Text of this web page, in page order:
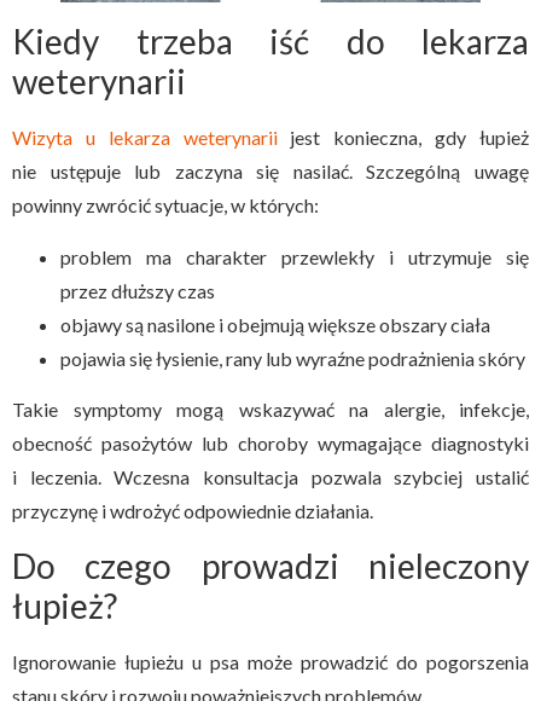
Kiedy trzeba iść do lekarza
weterynarii
Wizyta u lekarza weterynariijest konieczna, gdy łupież
nie ustępuje lub zaczyna się nasilać. Szczególną uwagę
powinny zwrócić sytuacje, w których:
problem ma charakter przewlekły i utrzymuje się
przez dłuższy czas
objawy są nasilone i obejmują większe obszary ciała
pojawia się łysienie, rany lub wyraźne podrażnienia skóry
Takie symptomy mogą wskazywać na alergie, infekcje,
obecność pasożytów lub choroby wymagające diagnostyki
i leczenia. Wczesna konsultacja pozwala szybciej ustalić
przyczynę i wdrożyć odpowiednie działania.
Do czego prowadzi nieleczony
łupież?
Ignorowanie łupieżu u psa może prowadzić do pogorszenia
stanu skóry i rozwoju poważniejszych problemów.